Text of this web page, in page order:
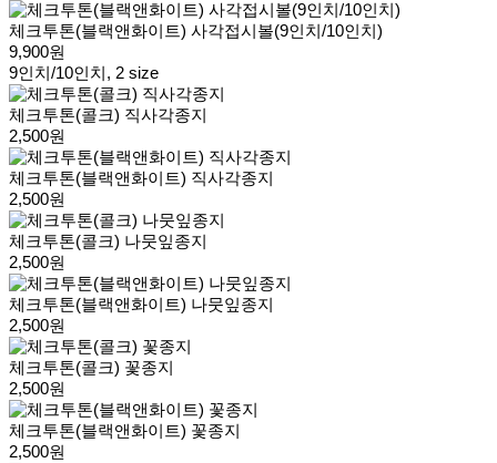
체크투톤(블랙앤화이트) 사각접시볼(9인치/10인치)
9,900원
9인치/10인치, 2 size
체크투톤(콜크) 직사각종지
2,500원
체크투톤(블랙앤화이트) 직사각종지
2,500원
체크투톤(콜크) 나뭇잎종지
2,500원
체크투톤(블랙앤화이트) 나뭇잎종지
2,500원
체크투톤(콜크) 꽃종지
2,500원
체크투톤(블랙앤화이트) 꽃종지
2,500원